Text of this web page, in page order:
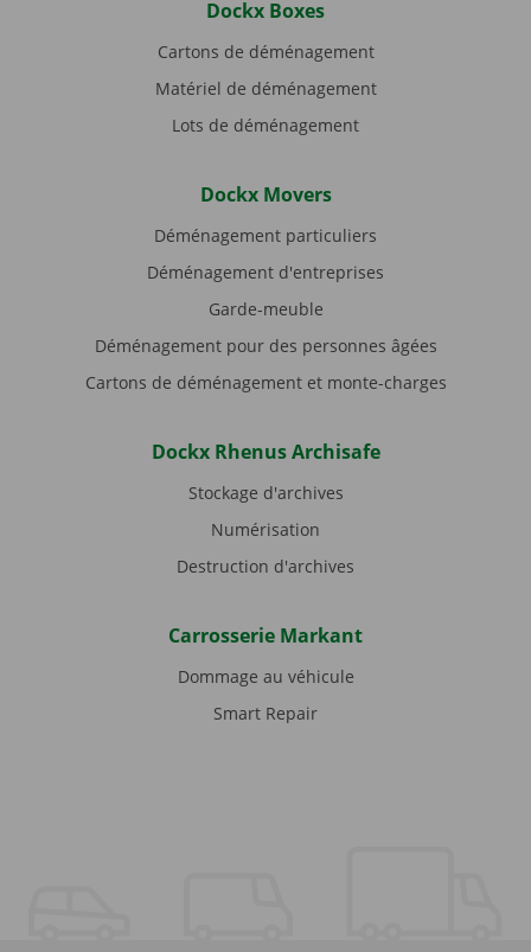
Dockx Boxes
Cartons de déménagement
Matériel de déménagement
Lots de déménagement
Dockx Movers
Déménagement particuliers
Déménagement d'entreprises
Garde-meuble
Déménagement pour des personnes âgées
Cartons de déménagement et monte-charges
Dockx Rhenus Archisafe
Stockage d'archives
Numérisation
Destruction d'archives
Carrosserie Markant
Dommage au véhicule
Smart Repair